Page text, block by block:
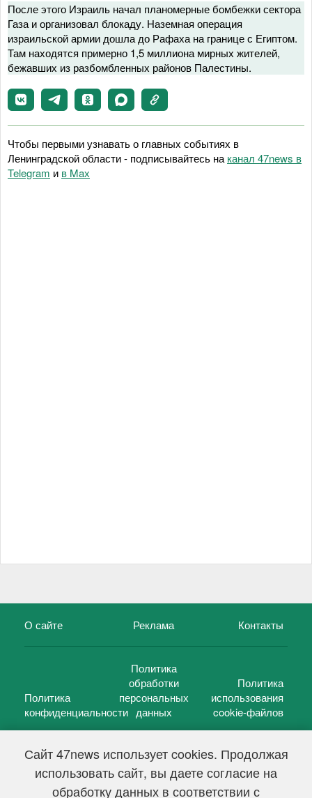
Сайт 47news использует cookies. Продолжая
использовать сайт, вы даете согласие на
обработку данных в соответствии с
После этого Израиль начал планомерные бомбежки сектора
Газа и организовал блокаду. Наземная операция
израильской армии дошла до Рафаха на границе с Египтом.
Там находятся примерно 1,5 миллиона мирных жителей,
бежавших из разбомбленных районов Палестины.
Чтобы первыми узнавать о главных событиях в
Ленинградской области - подписывайтесь на канал 47news в
Telegram и в Maх
О сайте Реклама Контакты
Политика
конфиденциальности
Политика
обработки
персональных
данных
Политика
использования
cookie-файлов
47 новостей (47 news)2005 — 2026 г.
Свидетельство о регистрации СМИ Эл № ФС 77-39848, выдано